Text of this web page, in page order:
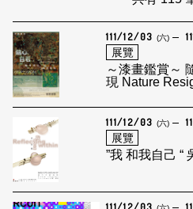
111/12/03 (六)
展覽
～漆畫鑑賞～ 隨心自若 隨其本心 自然而
現 Nature
111/12/03 (六)
展覽
”我 和我自己 “